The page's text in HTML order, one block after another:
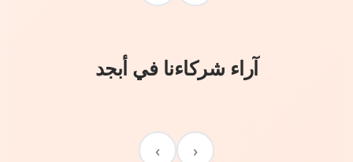
آراء شركاءنا في أبجد
‹
›